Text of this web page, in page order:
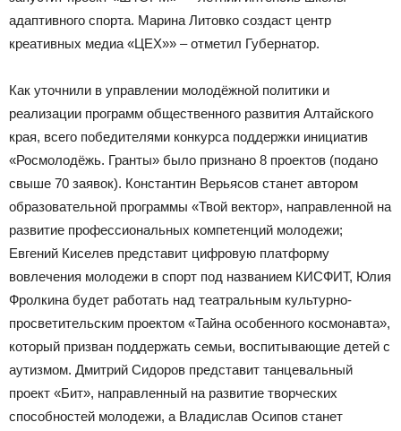
адаптивного спорта. Марина Литовко создаст центр
креативных медиа «ЦЕХ»» – отметил Губернатор.
Как уточнили в управлении молодёжной политики и
реализации программ общественного развития Алтайского
края, всего победителями конкурса поддержки инициатив
«Росмолодёжь. Гранты» было признано 8 проектов (подано
свыше 70 заявок). Константин Верьясов станет автором
образовательной программы «Твой вектор», направленной на
развитие профессиональных компетенций молодежи;
Евгений Киселев представит цифровую платформу
вовлечения молодежи в спорт под названием КИСФИТ, Юлия
Фролкина будет работать над театральным культурно-
просветительским проектом «Тайна особенного космонавта»,
который призван поддержать семьи, воспитывающие детей с
аутизмом. Дмитрий Сидоров представит танцевальный
проект «Бит», направленный на развитие творческих
способностей молодежи, а Владислав Осипов станет